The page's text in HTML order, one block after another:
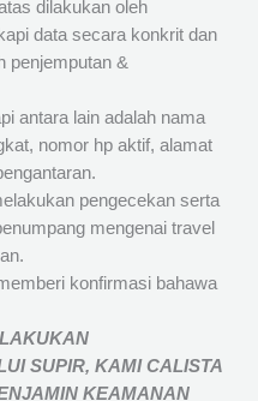
dilakukan oleh
data secara konkrit dan
penjemputan &
antara lain adalah nama
nomor hp aktif, alamat
pengecekan serta
mengenai travel
konfirmasi bahawa
SUPIR, KAMICALISTA
KEAMANAN